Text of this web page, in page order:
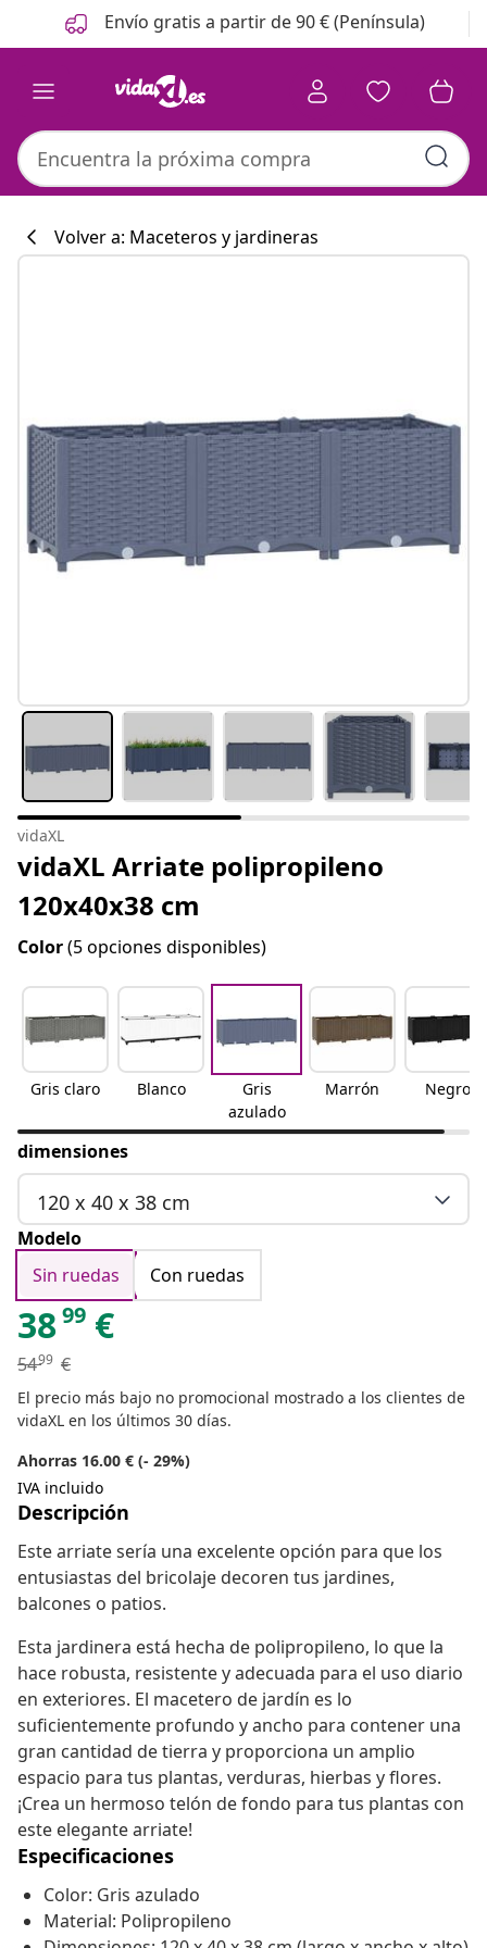
Anterior
Siguiente Envío gratis a partir de 90 € (Península)
#sharemevidaxl
Volver a: Maceteros y jardineras
vidaXL
vidaXL Arriate polipropileno
120x40x38 cm
Color(5 opciones disponibles)
Gris claro Blanco
Gris
azulado
Marrón Negro
dimensiones
120 x 40 x 38 cm
Modelo
Sin ruedas
Con ruedas
3899 €
5499 €
El precio más bajo no promocional mostrado a los clientes de
vidaXL en los últimos 30 días.
Ahorras 16.00 € (- 29%)
IVA incluido
Descripción
Este arriate sería una excelente opción para que los
entusiastas del bricolaje decoren tus jardines,
balcones o patios.
Esta jardinera está hecha de polipropileno, lo que la
hace robusta, resistente y adecuada para el uso diario
en exteriores. El macetero de jardín es lo
suficientemente profundo y ancho para contener una
gran cantidad de tierra y proporciona un amplio
espacio para tus plantas, verduras, hierbas y flores.
¡Crea un hermoso telón de fondo para tus plantas con
este elegante arriate!
Especificaciones
Color: Gris azulado
Material: Polipropileno